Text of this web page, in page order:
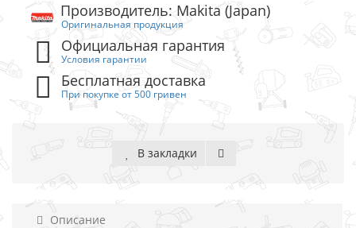
Производитель: Makita (Japan)
Оригинальная продукция
Официальная гарантия
Условия гарантии
Бесплатная доставка
При покупке от 500 гривен
В закладки
Описание